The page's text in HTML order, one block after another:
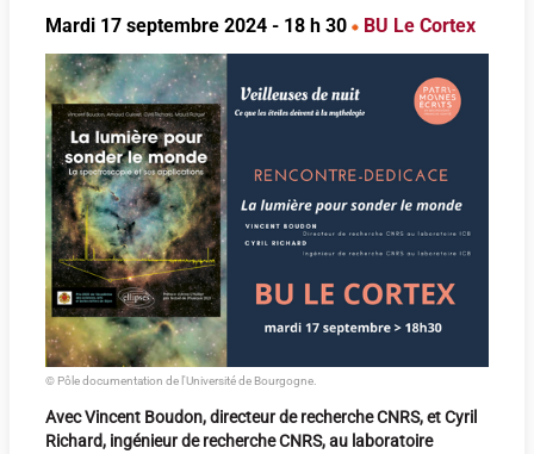
Mardi 17 septembre 2024 - 18 h 30 BU Le Cortex
© Pôle documentation de l'Université de Bourgogne.
Avec Vincent Boudon, directeur de recherche CNRS, et Cyril
Richard, ingénieur de recherche CNRS, au laboratoire